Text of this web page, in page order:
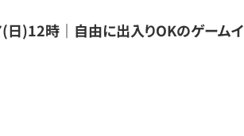
日)12時｜自由に出入りOKのゲームイ